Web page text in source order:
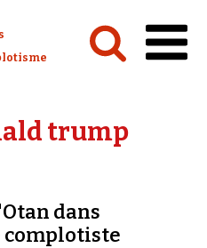
Watch :
trump
dans